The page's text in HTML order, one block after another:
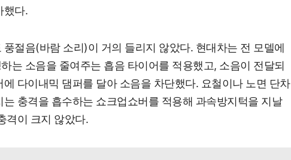
했다.
풍절음(바람 소리)이 거의 들리지 않았다. 현대차는 전 모델에
는 소음을 줄여주는 흡음 타이어를 적용했고, 소음이 전달되
에 다이내믹 댐퍼를 달아 소음을 차단했다. 요철이나 노면 단차
는 충격을 흡수하는 쇼크업쇼버를 적용해 과속방지턱을 지날
격이 크지 않았다.